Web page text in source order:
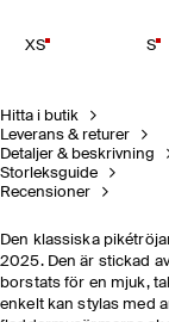
XS S
Hitta i butik
Leverans & returer
Detaljer & beskrivning
Storleksguide
Recensioner
Den klassiska
2025. Den är stickad
borstats för en mjuk,
enkelt kan stylas med